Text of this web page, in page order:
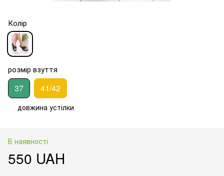
Колір
розмір взуття
37 41/42
довжина устілки
В наявності
550 UAH